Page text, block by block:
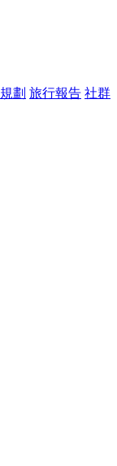
劃 旅行報告社群